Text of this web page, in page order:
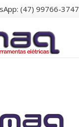
(47) 99766-3747